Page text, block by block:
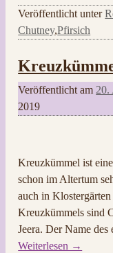
Veröffentlicht unter
Chutney,Pfirsich
Veröffentlicht am 20.
2019
Kreuzkümmel ist
schon im Altertum
auch in
Kreuzkümmels sind
Jeera. Der Name
Weiterlesen →